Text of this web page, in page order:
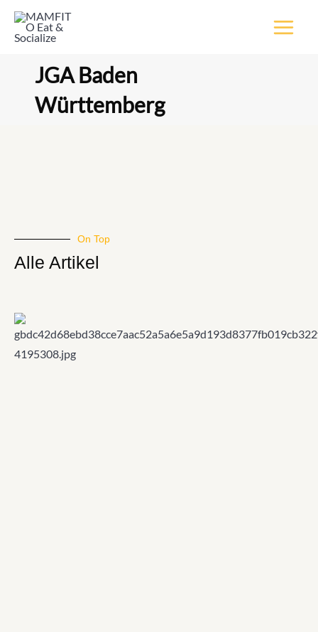
springen
Zum
Inhalt
JGA Baden
Württemberg
On Top
Alle Artikel